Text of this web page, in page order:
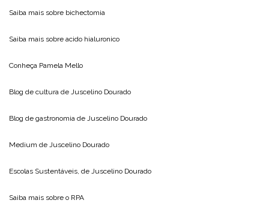
Saiba mais sobre bichectomia
Saiba mais sobre acido hialuronico
Conheça Pamela Mello
Blog de cultura de Juscelino Dourado
Blog de gastronomia de Juscelino Dourado
Medium de Juscelino Dourado
Escolas Sustentáveis, de Juscelino Dourado
Saiba mais sobre o RPA